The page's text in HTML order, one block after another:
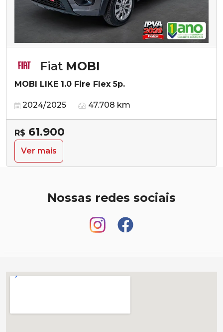
Fiat MOBI
MOBI LIKE 1.0 Fire Flex 5p.
2024/2025 47.708 km
R$ 61.900
Ver mais
Nossas redes sociais